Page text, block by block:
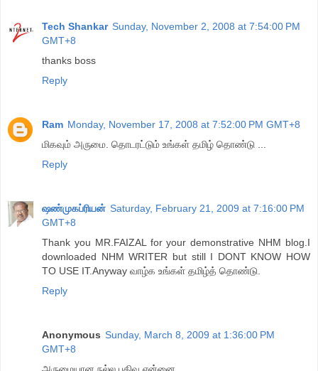
Tech Shankar Sunday, November 2, 2008 at 7:54:00 PM
GMT+8
thanks boss
Reply
Ram Monday, November 17, 2008 at 7:52:00 PM GMT+8
மிகவும் அருமை. தொடரட்டும் உங்கள் தமிழ் தொண்டு ...
Reply
ஷண்முகப்ரியன் Saturday, February 21, 2009 at 7:16:00 PM
GMT+8
Thank you MR.FAIZAL for your demonstrative NHM blog.I
downloaded NHM WRITER but still I DONT KNOW HOW
TO USE IT.Anyway வாழ்க உங்கள் தமிழ்த் தொண்டு.
Reply
Anonymous Sunday, March 8, 2009 at 1:36:00 PM
GMT+8